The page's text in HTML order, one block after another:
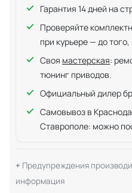
Гарантия 14 дней на
Проверяйте
при курьере — до того,
Своя мастерская:
тюнинг приводов.
Официальный дилер
Самовывоз в
Ставрополе: можно
Предупреждения
информация